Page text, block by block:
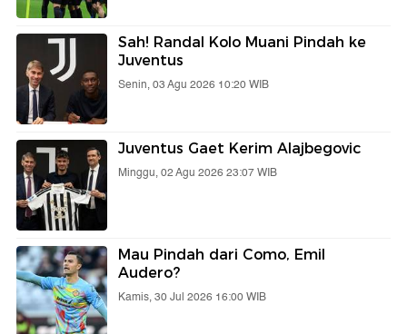
Sah! Randal Kolo Muani Pindah ke
Juventus
Senin, 03 Agu 2026 10:20 WIB
Juventus Gaet Kerim Alajbegovic
Minggu, 02 Agu 2026 23:07 WIB
Mau Pindah dari Como, Emil
Audero?
Kamis, 30 Jul 2026 16:00 WIB